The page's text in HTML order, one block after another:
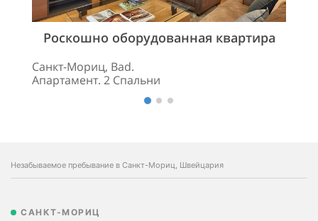
Роскошно оборудованная квартира
Санкт-Мориц, Bad.
Апартамент. 2 Спальни
Незабываемое пребывание в Санкт-Мориц, Швейцария
САНКТ-МОРИЦ